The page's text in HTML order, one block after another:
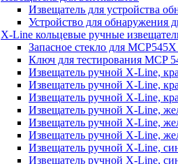
Извещатель для устройства
Устройство для обнаружения
X-Line кольцевые ручные
Запасное стекло для
Ключ для тестирования MCP
Извещатель ручной X-Line,
Извещатель ручной X-Line,
Извещатель ручной X-Line,
Извещатель ручной X-Line,
Извещатель ручной X-Line,
Извещатель ручной X-Line,
Извещатель ручной X-Line,
Извещатель ручной X-Line,